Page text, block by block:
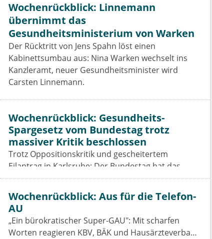
Wochenrückblick: Linnemann
übernimmt das
Gesundheitsministerium von Warken
Der Rücktritt von Jens Spahn löst einen
Kabinettsumbau aus: Nina Warken wechselt ins
Kanzleramt, neuer Gesundheitsminister wird
Carsten Linnemann.
Wochenrückblick: Gesundheits-
Spargesetz vom Bundestag trotz
massiver Kritik beschlossen
Trotz Oppositionskritik und gescheitertem
Eilantrag in Karlsruhe: Der Bundestag hat das
Beitragssatzstabilisierungsgesetz beschlossen. Für
Vertragsärzte bleiben die Einschnitte hart.
Wochenrückblick: Aus für die Telefon-
AU
„Ein bürokratischer Super-GAU": Mit scharfen
Worten reagieren KBV, BÄK und Hausärzteverband